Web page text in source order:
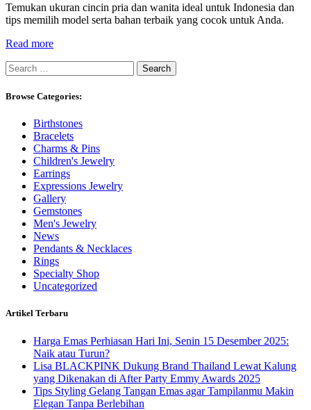
Temukan ukuran cincin pria dan wanita ideal untuk Indonesia dan
tips memilih model serta bahan terbaik yang cocok untuk Anda.
Read more
Search
for:
Browse Categories:
Birthstones
Bracelets
Charms & Pins
Children's Jewelry
Earrings
Expressions Jewelry
Gallery
Gemstones
Men's Jewelry
News
Pendants & Necklaces
Rings
Specialty Shop
Uncategorized
Artikel Terbaru
Harga Emas Perhiasan Hari Ini, Senin 15 Desember 2025:
Naik atau Turun?
Lisa BLACKPINK Dukung Brand Thailand Lewat Kalung
yang Dikenakan di After Party Emmy Awards 2025
Tips Styling Gelang Tangan Emas agar Tampilanmu Makin
Elegan Tanpa Berlebihan